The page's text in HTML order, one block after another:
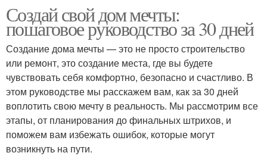
Создай свой дом мечты:
пошаговое руководство за 30 дней
Создание дома мечты — это не просто строительство
или ремонт, это создание места, где вы будете
чувствовать себя комфортно, безопасно и счастливо. В
этом руководстве мы расскажем вам, как за 30 дней
воплотить свою мечту в реальность. Мы рассмотрим все
этапы, от планирования до финальных штрихов, и
поможем вам избежать ошибок, которые могут
возникнуть на пути.